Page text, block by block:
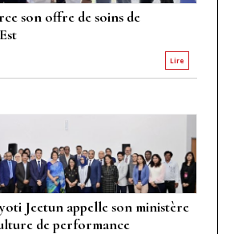
son offre de soins de
Lire
Jeetun appelle son ministère
de performance